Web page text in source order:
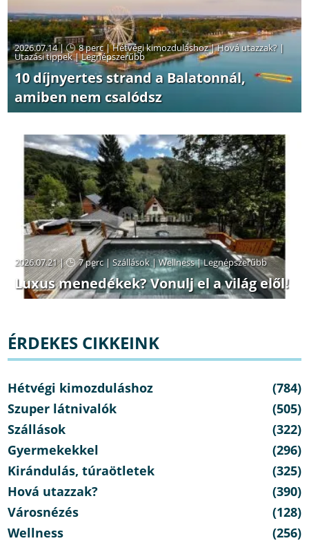
2026.07.14 | 8 perc|Hétvégi kimozduláshoz|Hová utazzak? |
Utazási tippek|Legnépszerűbb
10 díjnyertes strand a Balatonnál,
amiben nem csalódsz
2026.07.21 | 7 perc|Szállások|Wellness|Legnépszerűbb
Luxus menedékek? Vonulj el a világ elől!
ÉRDEKES CIKKEINK
Hétvégi kimozduláshoz
(784)
Szuper látnivalók
(505)
Szállások
(322)
Gyermekekkel
(296)
Kirándulás, túraötletek
(325)
Hová utazzak?
(390)
Városnézés
(128)
Wellness
(256)